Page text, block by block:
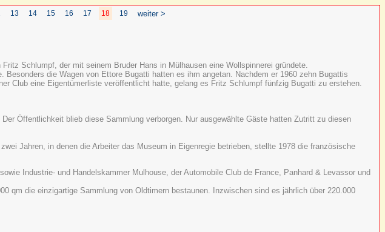
13 14 15 16 17 18 19 weiter >
Schlumpf, der mit seinem Bruder Hans in Mülhausen eine Wollspinnerei gründete.
die Wagen von Ettore Bugatti hatten es ihm angetan. Nachdem er 1960 zehn Bugattis
Club eine Eigentümerliste veröffentlicht hatte, gelang es Fritz Schlumpf fünfzig Bugatti zu erstehen.
Öffentlichkeit blieb diese Sammlung verborgen. Nur ausgewählte Gäste hatten Zutritt zu diesen
Jahren, in denen die Arbeiter das Museum in Eigenregie betrieben, stellte 1978 die französische
Industrie- und Handelskammer Mulhouse, der Automobile Club de France, Panhard & Levassor und
qm die einzigartige Sammlung von Oldtimern bestaunen. Inzwischen sind es jährlich über 220.000